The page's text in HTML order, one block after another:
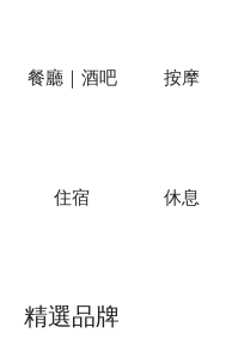
餐廳｜酒吧
住宿
按摩
休息
精選品牌